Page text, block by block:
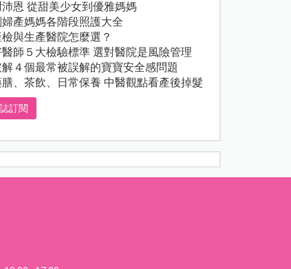
沛恩 從甜美少女到優雅媽媽
婦產媽媽各階段照護大全
與生產醫院怎麼選？
醫師５大檢驗標準 選對醫院是風險管理
４個最常被誤解的寶寶安全感問題
膳、茶飲、日常保養 中醫觀點看產後掉髮
訂閱